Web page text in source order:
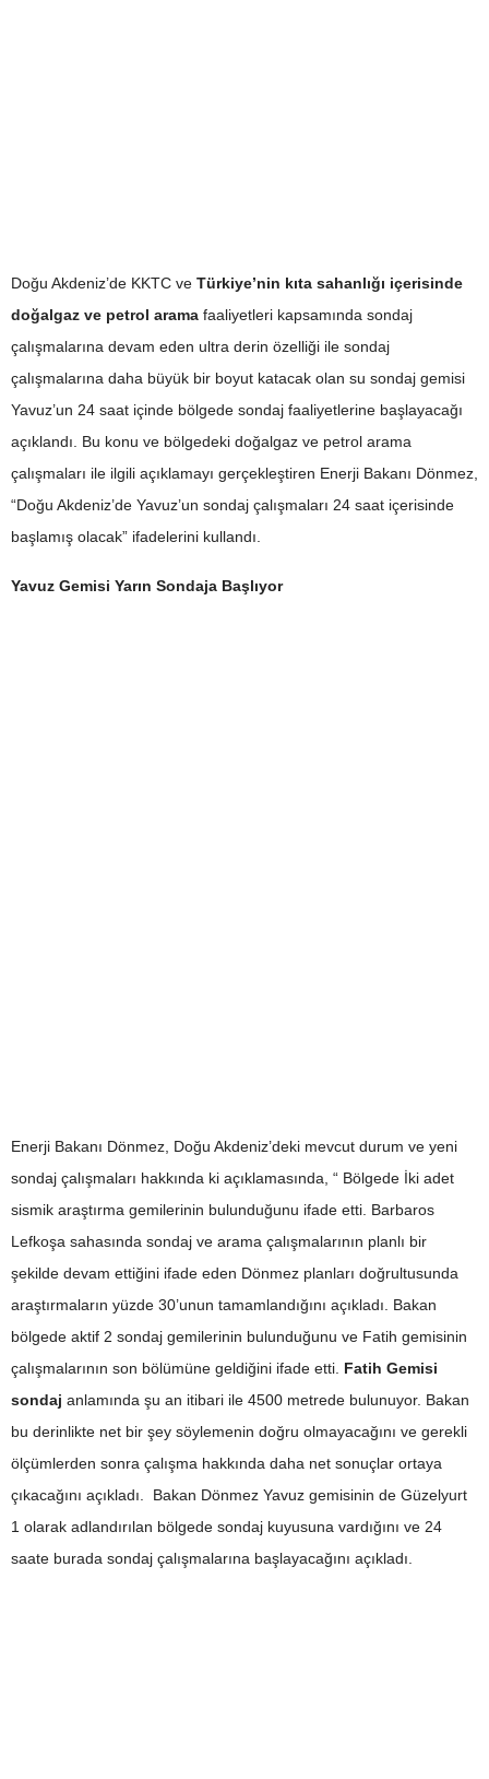
Doğu Akdeniz’de KKTC ve Türkiye’nin kıta sahanlığı içerisinde
doğalgaz ve petrol arama faaliyetleri kapsamında sondaj
çalışmalarına devam eden ultra derin özelliği ile sondaj
çalışmalarına daha büyük bir boyut katacak olan su sondaj gemisi
Yavuz’un 24 saat içinde bölgede sondaj faaliyetlerine başlayacağı
açıklandı. Bu konu ve bölgedeki doğalgaz ve petrol arama
çalışmaları ile ilgili açıklamayı gerçekleştiren Enerji Bakanı Dönmez,
“Doğu Akdeniz’de Yavuz’un sondaj çalışmaları 24 saat içerisinde
başlamış olacak” ifadelerini kullandı.
Yavuz Gemisi Yarın Sondaja Başlıyor
Enerji Bakanı Dönmez, Doğu Akdeniz’deki mevcut durum ve yeni
sondaj çalışmaları hakkında ki açıklamasında, “ Bölgede İki adet
sismik araştırma gemilerinin bulunduğunu ifade etti. Barbaros
Lefkoşa sahasında sondaj ve arama çalışmalarının planlı bir
şekilde devam ettiğini ifade eden Dönmez planları doğrultusunda
araştırmaların yüzde 30’unun tamamlandığını açıkladı. Bakan
bölgede aktif 2 sondaj gemilerinin bulunduğunu ve Fatih gemisinin
çalışmalarının son bölümüne geldiğini ifade etti. Fatih Gemisi
sondaj anlamında şu an itibari ile 4500 metrede bulunuyor. Bakan
bu derinlikte net bir şey söylemenin doğru olmayacağını ve gerekli
ölçümlerden sonra çalışma hakkında daha net sonuçlar ortaya
çıkacağını açıkladı. Bakan Dönmez Yavuz gemisinin de Güzelyurt
1 olarak adlandırılan bölgede sondaj kuyusuna vardığını ve 24
saate burada sondaj çalışmalarına başlayacağını açıkladı.